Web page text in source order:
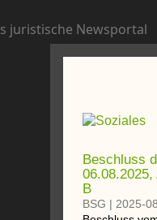
juristische Newsportal
Beschluss
B
BSG | 2025-